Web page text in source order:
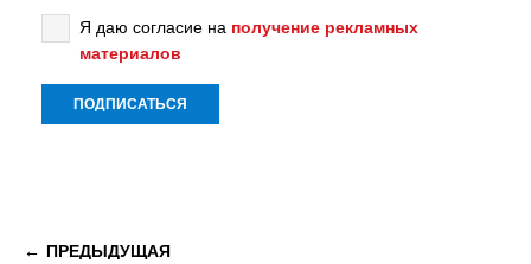
Я даю согласие на получение рекламных
материалов
ПРЕДЫДУЩАЯ